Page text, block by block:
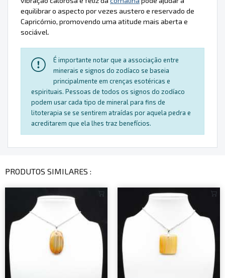
equilibrar o aspecto por vezes austero e reservado de
Capricórnio, promovendo uma atitude mais aberta e
sociável.
É importante notar que a associação entre
minerais e signos do zodíaco se baseia
principalmente em crenças esotéricas e
espirituais. Pessoas de todos os signos do zodíaco
podem usar cada tipo de mineral para fins de
litoterapia se se sentirem atraídas por aquela pedra e
acreditarem que ela lhes traz benefícios.
PRODUTOS SIMILARES :